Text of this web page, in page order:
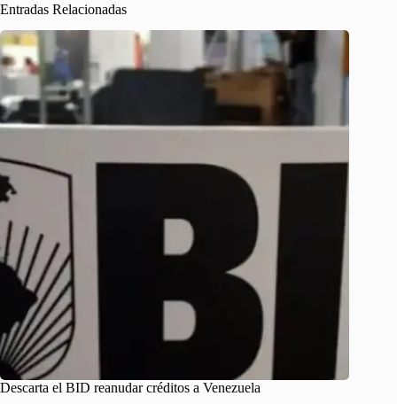
Entradas Relacionadas
Descarta el BID reanudar créditos a Venezuela